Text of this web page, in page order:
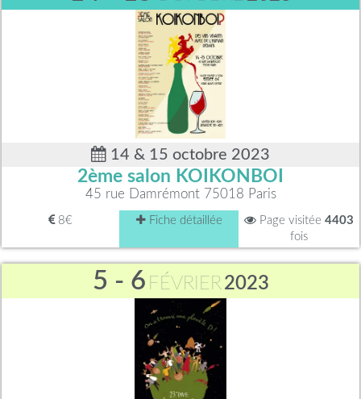
14 & 15 octobre 2023
2ème salon KOIKONBOI
45 rue Damrémont 75018 Paris
8€ Fiche détaillée Page visitée 4403
fois
5 - 6 FÉVRIER 2023